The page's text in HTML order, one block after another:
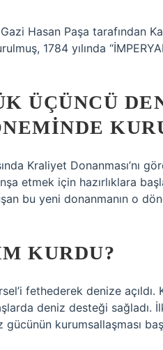
Hasan Paşa tarafından
1784 yılında
ÜÇÜNCÜ
Kraliyet Donanması’nı
etmek için hazırlıklara
bu yeni donanmanın o
KURDU?
fethederek denize
deniz desteği sağladı.
kurumsallaşması